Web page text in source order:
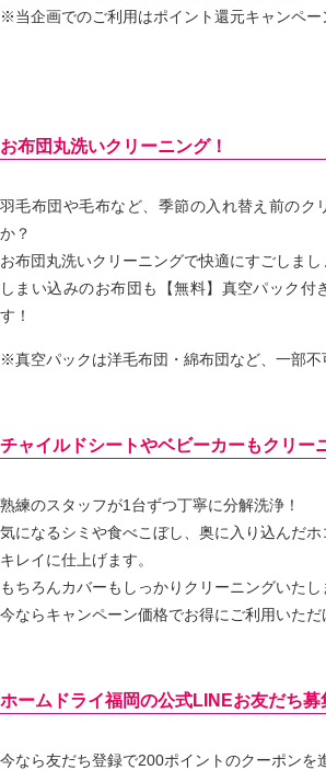
※当企画でのご利用はポイント還元キャンペー
お布団丸洗いクリーニング！
羽毛布団や毛布など、季節の入れ替え前のク
か？
お布団丸洗いクリーニングで快適にすごしまし
しまい込みのお布団も【無料】真空パック付
す！
※真空パックは洋毛布団・綿布団など、一部不
チャイルドシートやベビーカーもクリー
熟練のスタッフが1台ずつ丁寧に分解洗浄！
気になるシミや食べこぼし、奥に入り込んだ
キレイに仕上げます。
もちろんカバーもしっかりクリーニングいたし
今ならキャンペーン価格でお得にご利用いただ
ホームドライ福岡の公式LINEお友だち募
今なら友だち登録で200ポイントのクーポンを